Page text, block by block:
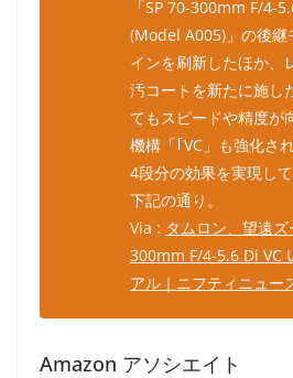
「SP 70-300mm F/4-
(Model A005)」の後継
インを刷新したほか、
汚コートを新たに施し
てもスピードや精度が
機構「｢VC」も強化さ
4段分の効果を実現し
下記の通り。
Via : タムロン、望遠
300mm F/4-5.6 Di VC
アル｜ニフティニュー
Amazon アソシエイト